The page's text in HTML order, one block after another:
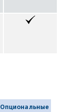
Опциональные